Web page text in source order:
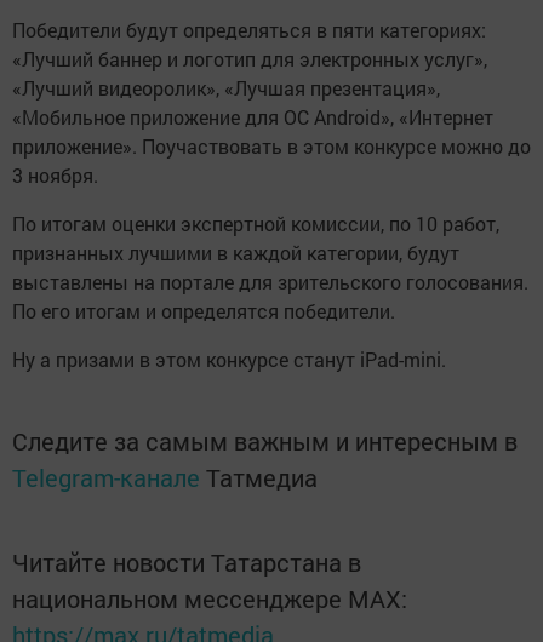
Победители будут определяться в пяти категориях:
«Лучший баннер и логотип для электронных услуг»,
«Лучший видеоролик», «Лучшая презентация»,
«Мобильное приложение для ОС Android», «Интернет
приложение». Поучаствовать в этом конкурсе можно до
3 ноября.
По итогам оценки экспертной комиссии, по 10 работ,
признанных лучшими в каждой категории, будут
выставлены на портале для зрительского голосования.
По его итогам и определятся победители.
Ну а призами в этом конкурсе станут iPad-mini.
Следите за самым важным и интересным в
Telegram-канале Татмедиа
Читайте новости Татарстана в
национальном мессенджере MАХ:
https://max.ru/tatmedia